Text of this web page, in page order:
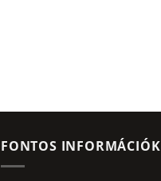
FONTOS INFORMÁCIÓK